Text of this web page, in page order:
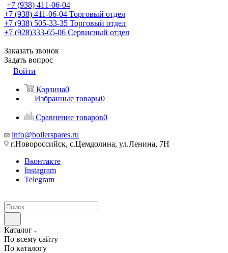
+7 (938) 411-06-04
+7 (938) 411-06-04 Торговый отдел
+7 (938) 505-33-35 Торговый отдел
+7 (928)333-65-06 Сервисный отдел
Заказать звонок
Задать вопрос
Войти
Корзина0
Избранные товары0
Сравнение товаров0
info@boilerspares.ru
г.Новороссийск, с.Цемдолина, ул.Ленина, 7Н
Вконтакте
Instagram
Telegram
Каталог
По всему сайту
По каталогу